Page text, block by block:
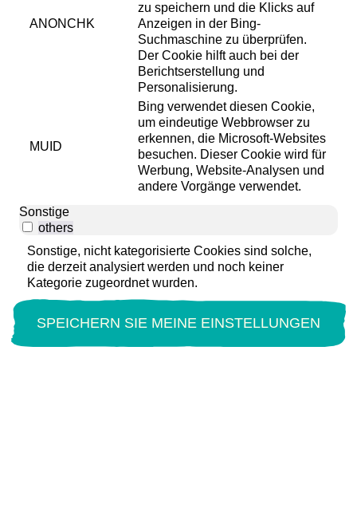
ANONCHK
zu speichern und die Klicks auf
Anzeigen in der Bing-
Suchmaschine zu überprüfen.
Der Cookie hilft auch bei der
Berichtserstellung und
Personalisierung.
MUID
Bing verwendet diesen Cookie,
um eindeutige Webbrowser zu
erkennen, die Microsoft-Websites
besuchen. Dieser Cookie wird für
Werbung, Website-Analysen und
andere Vorgänge verwendet.
Sonstige
others
Sonstige, nicht kategorisierte Cookies sind solche,
die derzeit analysiert werden und noch keiner
Kategorie zugeordnet wurden.
SPEICHERN SIE MEINE EINSTELLUNGEN